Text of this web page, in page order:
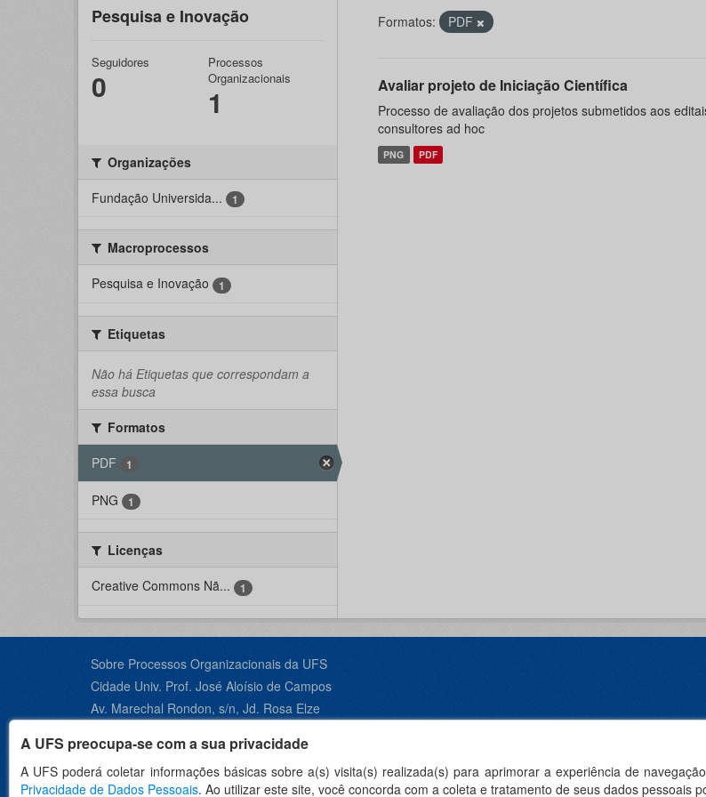
A UFS preocupa-se com a sua privacidade
A UFS poderá coletar informações básicas sobre a(s) visita(s) realizada(s) para aprimorar a experiência de
Privacidade de Dados Pessoais. Ao utilizar este site, você concorda com a coleta e tratamento de seus dados pessoais
Pesquisa e Inovação
Seguidores
0
Processos
Organizacionais
1
Organizações
Fundação Universida...
1
Macroprocessos
Pesquisa e Inovação
1
Etiquetas
Não há Etiquetas que correspondam a
essa busca
Formatos
PDF
1
PNG 1
Licenças
Creative Commons Nã...
1
Formatos: PDF
Avaliar projeto de Iniciação Científica
Processo de avaliação dos projetos submetidos aos
consultores ad hoc
PNG PDF
Sobre Processos Organizacionais da UFS
Cidade Univ. Prof. José Aloísio de Campos
Av. Marechal Rondon, s/n, Jd. Rosa Elze
Contato +55 79 3194-6600